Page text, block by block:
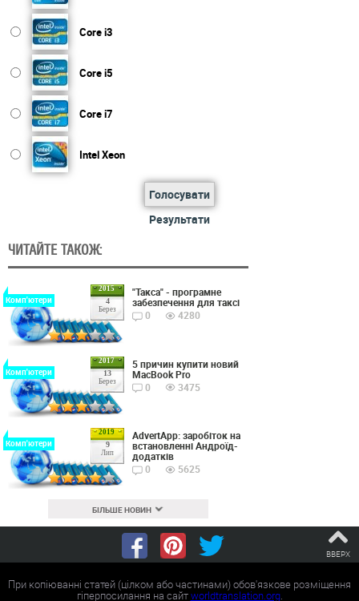
Core i3
Core i5
Core i7
Intel Xeon
Голосувати
Результати
ЧИТАЙТЕ ТАКОЖ:
2015
4
Берез
Комп'ютери
"Такса" - програмне
забезпечення для таксі
0
4280
2017
13
Берез
Комп'ютери
5 причин купити новий
MacBook Pro
0
3475
2019
9
Лип
Комп'ютери
AdvertApp: заробіток на
встановленні Андроїд-
додатків
0
5625
БІЛЬШЕ НОВИН
ВВЕРХ
При копіюванні статей (цілком або частинами) обов'язкове розміщення
гіперпосилання на сайтworldtranslation.org.